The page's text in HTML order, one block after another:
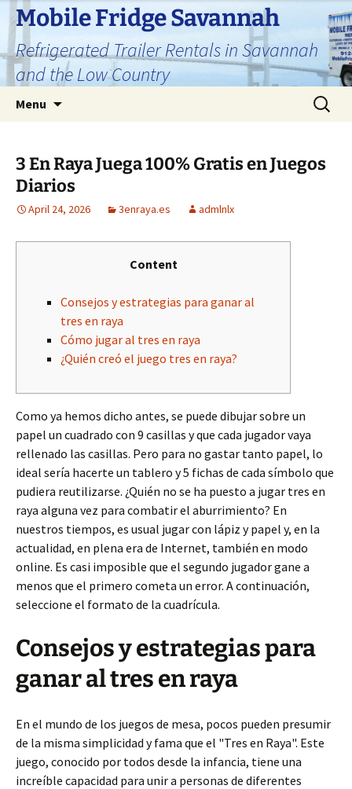
Skip
content
Mobile Fridge Savannah
Refrigerated Trailer Rentals in Savannah
and the Low Country
Menu
Search
for:
3 En Raya Juega 100% Gratis en Juegos
Diarios
April 24, 2026 3enraya.es admlnlx
Content
Consejos y estrategias para ganar al
tres en raya
Cómo jugar al tres en raya
¿Quién creó el juego tres en raya?
Como ya hemos dicho antes, se puede dibujar sobre un
papel un cuadrado con 9 casillas y que cada jugador vaya
rellenado las casillas. Pero para no gastar tanto papel, lo
ideal sería hacerte un tablero y 5 fichas de cada símbolo que
pudiera reutilizarse. ¿Quién no se ha puesto a jugar tres en
raya alguna vez para combatir el aburrimiento? En
nuestros tiempos, es usual jugar con lápiz y papel y, en la
actualidad, en plena era de Internet, también en modo
online. Es casi imposible que el segundo jugador gane a
menos que el primero cometa un error. A continuación,
seleccione el formato de la cuadrícula.
Consejos y estrategias para
ganar al tres en raya
En el mundo de los juegos de mesa, pocos pueden presumir
de la misma simplicidad y fama que el "Tres en Raya". Este
juego, conocido por todos desde la infancia, tiene una
increíble capacidad para unir a personas de diferentes